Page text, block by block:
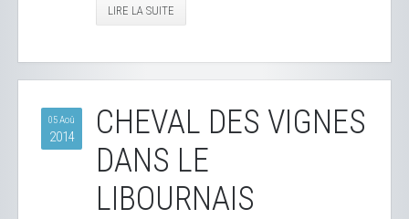
LIRE LA SUITE
05 Aoû
2014
CHEVAL DES VIGNES
DANS LE
LIBOURNAIS